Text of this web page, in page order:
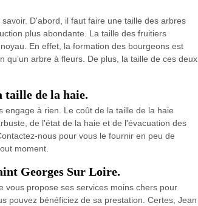
D'abord, il faut faire une taille des arbres
plus abondante. La taille des fruitiers
En effet, la formation des bourgeons est
arbre à fleurs. De plus, la taille de ces deux
taille de la haie.
à rien. Le coût de la taille de la haie
de l'état de la haie et de l'évacuation des
nous pour vous le fournir en peu de
moment.
Georges Sur Loire.
vous propose ses services moins chers pour
pouvez bénéficiez de sa prestation. Certes, Jean